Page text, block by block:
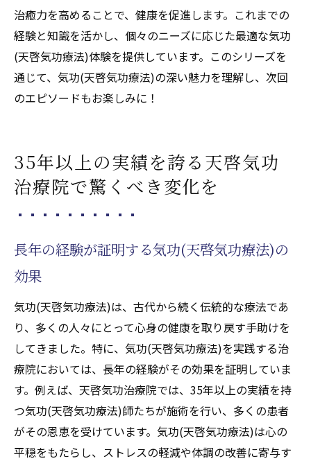
治癒力を高めることで、健康を促進します。これまでの
経験と知識を活かし、個々のニーズに応じた最適な気功
(天啓気功療法)体験を提供しています。このシリーズを
通じて、気功(天啓気功療法)の深い魅力を理解し、次回
のエピソードもお楽しみに！
35年以上の実績を誇る天啓気功
治療院で驚くべき変化を
長年の経験が証明する気功(天啓気功療法)の
効果
気功(天啓気功療法)は、古代から続く伝統的な療法であ
り、多くの人々にとって心身の健康を取り戻す手助けを
してきました。特に、気功(天啓気功療法)を実践する治
療院においては、長年の経験がその効果を証明していま
す。例えば、天啓気功治療院では、35年以上の実績を持
つ気功(天啓気功療法)師たちが施術を行い、多くの患者
がその恩恵を受けています。気功(天啓気功療法)は心の
平穏をもたらし、ストレスの軽減や体調の改善に寄与す